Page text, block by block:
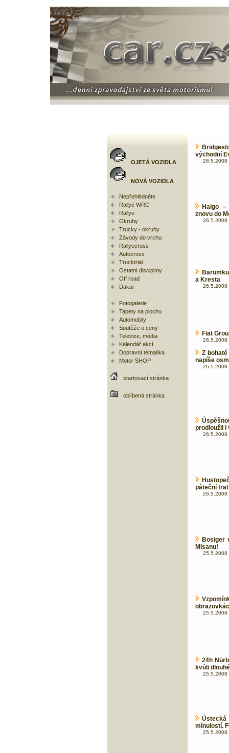
OJETÁ VOZIDLA
NOVÁ VOZIDLA
Nepřehlédněte
Rallye WRC
Rallye
Okruhy
Trucky - okruhy
Závody do vrchu
Rallyecross
Autocross
Trucktrial
Ostatní disciplíny
Off road
Dakar
Fotogalerie
Tapety na plochu
Automobily
Soutěže o ceny
Televize, média
Kalendář akcí
Dopravní tématika
Motor SHOP
startovací stránka
oblíbená stránka
východní
26.5.2008
Haigo
znovu do
26.5.2008
a Kresta
26.5.2008
Fiat
26.5.2008
Z
napíše
26.5.2008
prodloužil i
26.5.2008
páteční trať
26.5.2008
Bosiger
Misanu!
25.5.2008
25.5.2008
24h
kvůli
25.5.2008
minulostí.
25.5.2008